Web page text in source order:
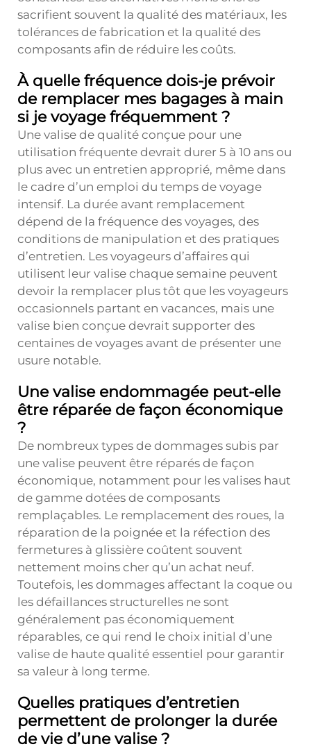
sacrifient souvent la qualité des matériaux, les
tolérances de fabrication et la qualité des
composants afin de réduire les coûts.
À quelle fréquence dois-je prévoir
de remplacer mes bagages à main
si je voyage fréquemment ?
Une valise de qualité conçue pour une
utilisation fréquente devrait durer 5 à 10 ans ou
plus avec un entretien approprié, même dans
le cadre d’un emploi du temps de voyage
intensif. La durée avant remplacement
dépend de la fréquence des voyages, des
conditions de manipulation et des pratiques
d’entretien. Les voyageurs d’affaires qui
utilisent leur valise chaque semaine peuvent
devoir la remplacer plus tôt que les voyageurs
occasionnels partant en vacances, mais une
valise bien conçue devrait supporter des
centaines de voyages avant de présenter une
usure notable.
Une valise endommagée peut-elle
être réparée de façon économique
?
De nombreux types de dommages subis par
une valise peuvent être réparés de façon
économique, notamment pour les valises haut
de gamme dotées de composants
remplaçables. Le remplacement des roues, la
réparation de la poignée et la réfection des
fermetures à glissière coûtent souvent
nettement moins cher qu’un achat neuf.
Toutefois, les dommages affectant la coque ou
les défaillances structurelles ne sont
généralement pas économiquement
réparables, ce qui rend le choix initial d’une
valise de haute qualité essentiel pour garantir
sa valeur à long terme.
Quelles pratiques d’entretien
permettent de prolonger la durée
de vie d’une valise ?